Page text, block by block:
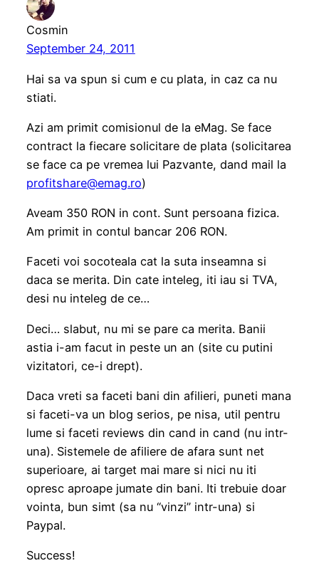
Cosmin
September 24, 2011
Hai sa va spun si cum e cu plata, in caz ca nu
stiati.
Azi am primit comisionul de la eMag. Se face
contract la fiecare solicitare de plata (solicitarea
se face ca pe vremea lui Pazvante, dand mail la
profitshare@emag.ro)
Aveam 350 RON in cont. Sunt persoana fizica.
Am primit in contul bancar 206 RON.
Faceti voi socoteala cat la suta inseamna si
daca se merita. Din cate inteleg, iti iau si TVA,
desi nu inteleg de ce…
Deci… slabut, nu mi se pare ca merita. Banii
astia i-am facut in peste un an (site cu putini
vizitatori, ce-i drept).
Daca vreti sa faceti bani din afilieri, puneti mana
si faceti-va un blog serios, pe nisa, util pentru
lume si faceti reviews din cand in cand (nu intr-
una). Sistemele de afiliere de afara sunt net
superioare, ai target mai mare si nici nu iti
opresc aproape jumate din bani. Iti trebuie doar
vointa, bun simt (sa nu “vinzi” intr-una) si
Paypal.
Success!